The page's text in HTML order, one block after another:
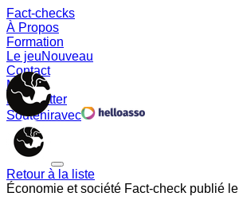
Fact-checks
À Propos
Formation
Le jeuNouveau
Contact
Memes
Newsletter
Souteniravec
Retour à la liste
Économie et société Fact-check publié le